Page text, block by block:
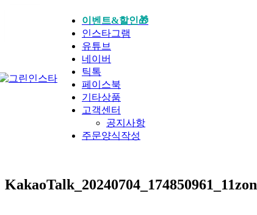
이벤트&할인🎁
인스타그램
유튜브
네이버
틱톡
페이스북
기타상품
고객센터
공지사항
주문양식작성
KakaoTalk_20240704_174850961_11zon